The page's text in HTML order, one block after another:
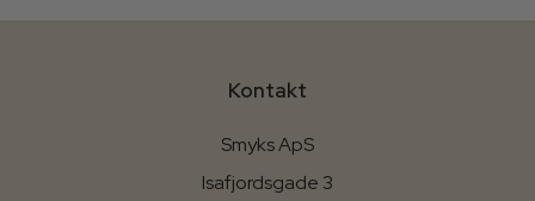
Kontakt
Smyks ApS
Isafjordsgade 3